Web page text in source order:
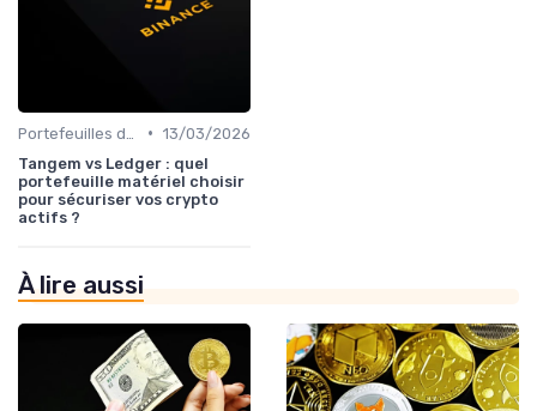
• 13/03/2026
Tangem vs Ledger : quel
portefeuille matériel choisir
pour sécuriser vos crypto
actifs ?
À lire aussi